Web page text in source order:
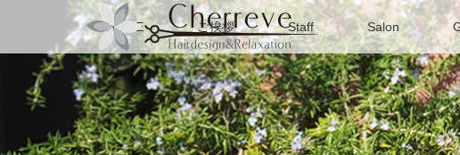
HOME ご挨拶 Staff Salon